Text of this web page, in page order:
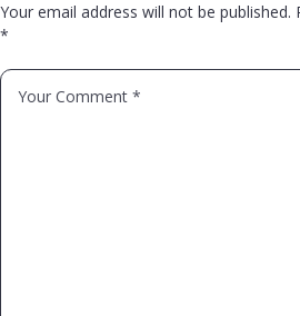
Your email address will not be published.
*